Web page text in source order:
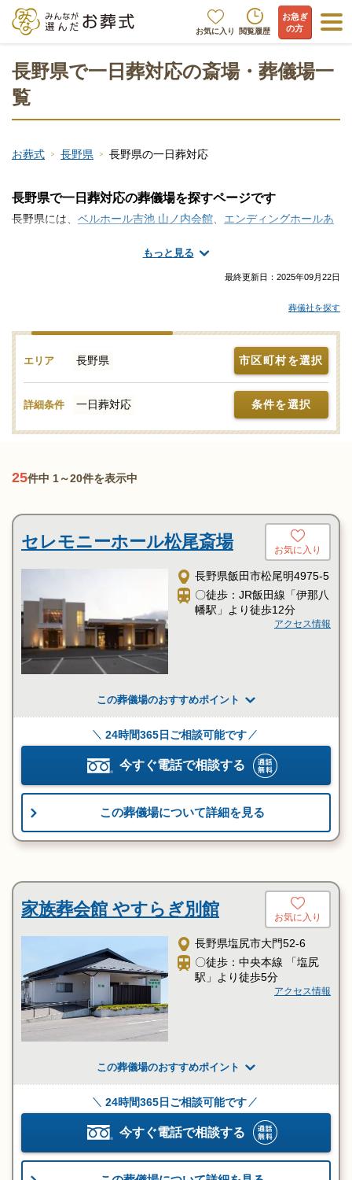
お気に入り 閲覧履歴
お急ぎ
の方
長野県で一日葬対応の斎場・葬儀場一
覧
お葬式 長野県 長野県の一日葬対応
もっと見る
長野県で一日葬対応の葬儀場を探すページです
長野県には、 ベルホール吉池 山ノ内会館、 エンディングホールあ
った一日葬対応の斎場・葬儀場が存在します。一日葬とは、お通
夜を執り行わず告別式と火葬を1日で執り行う葬儀スタイルであ
人数で静かにお葬式を執り行いたい方に適しています。一方で1日
のみの葬儀となるため、参列者が限定される場合があります。ま
た、一日葬では告別式の開始時間が午前11時から12時あたりとな
ることが多く、お仕事のある方は葬儀に参列できなくなることも
あります。大切な参列者が遺族以外にもいる場合、前もってその
都合が合うかどうかを確認しておく必要があります。また、一日
る葬儀社やセレモニーホールを調査。それぞれの機能や評価など
思われることでも遠慮なくお電話でご相談ください。ご希望にあ
わせて手配をいたします。
一日葬のメリットは？一日葬と家族葬の違いや葬儀の流れ、費
最終更新日： 2025年09月22日
葬儀社を探す
エリア 長野県 市区町村を選択
詳細条件 一日葬対応 条件を選択
25件中 1～20件を表示中
セレモニーホール松尾斎場 お気に入り
長野県飯田市松尾明4975-5
〇徒歩：JR飯田線「伊那八
幡駅」より徒歩12分
アクセス情報
この葬儀場のおすすめポイント
24時間365日ご相談可能です
今すぐ電話で相談する
この葬儀場について詳細を見る
家族葬会館 やすらぎ別館 お気に入り
長野県塩尻市大門52-6
〇徒歩：中央本線 「塩尻
駅」より徒歩5分
アクセス情報
この葬儀場のおすすめポイント
24時間365日ご相談可能です
今すぐ電話で相談する